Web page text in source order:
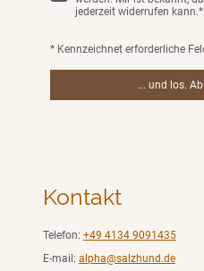
jederzeit widerrufen kann.*
* Kennzeichnet erforderliche
... und los.
Kontakt
Telefon: +49 4134 9091435
E-mail: alpha@salzhund.de